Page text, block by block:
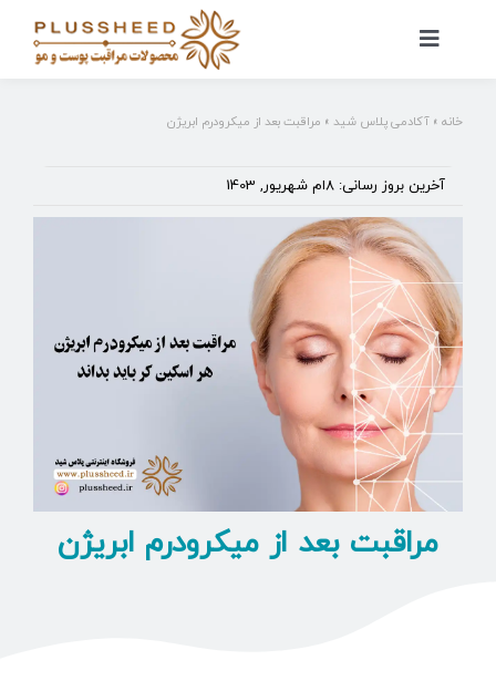
کنترلر
خانه » آکادمی پلاس شید » مراقبت بعد از میکرودرم ابریژن
آخرین بروز رسانی: 8ام شهریور, 1403
مراقبت بعد از میکرودرم ابریژن